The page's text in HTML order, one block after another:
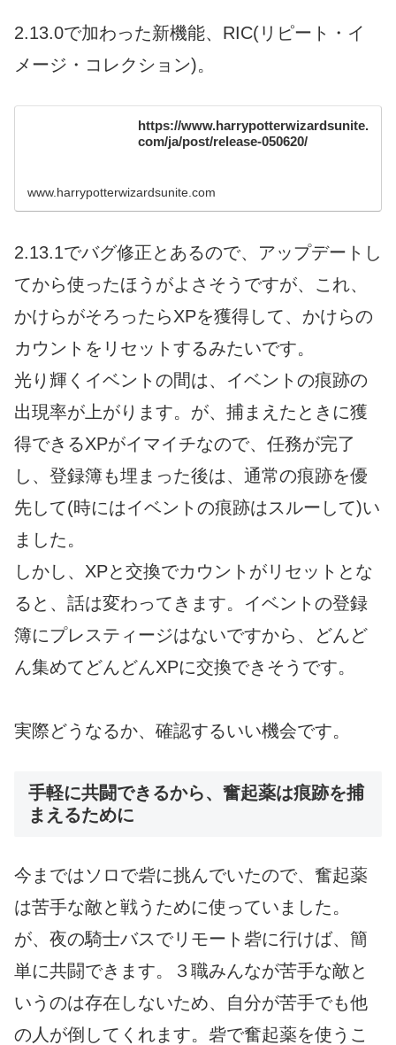
2.13.0で加わった新機能、RIC(リピート・イ
メージ・コレクション)。
https://www.harrypotterwizardsunite.
com/ja/post/release-050620/
www.harrypotterwizardsunite.com
2.13.1でバグ修正とあるので、アップデートし
てから使ったほうがよさそうですが、これ、
かけらがそろったらXPを獲得して、かけらの
カウントをリセットするみたいです。
光り輝くイベントの間は、イベントの痕跡の
出現率が上がります。が、捕まえたときに獲
得できるXPがイマイチなので、任務が完了
し、登録簿も埋まった後は、通常の痕跡を優
先して(時にはイベントの痕跡はスルーして)い
ました。
しかし、XPと交換でカウントがリセットとな
ると、話は変わってきます。イベントの登録
簿にプレスティージはないですから、どんど
ん集めてどんどんXPに交換できそうです。
実際どうなるか、確認するいい機会です。
手軽に共闘できるから、奮起薬は痕跡を捕
まえるために
今まではソロで砦に挑んでいたので、奮起薬
は苦手な敵と戦うために使っていました。
が、夜の騎士バスでリモート砦に行けば、簡
単に共闘できます。３職みんなが苦手な敵と
いうのは存在しないため、自分が苦手でも他
の人が倒してくれます。砦で奮起薬を使うこ